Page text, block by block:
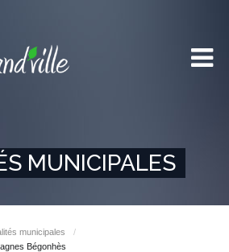
MUNICIPALES
municipales
/
Bégonhès